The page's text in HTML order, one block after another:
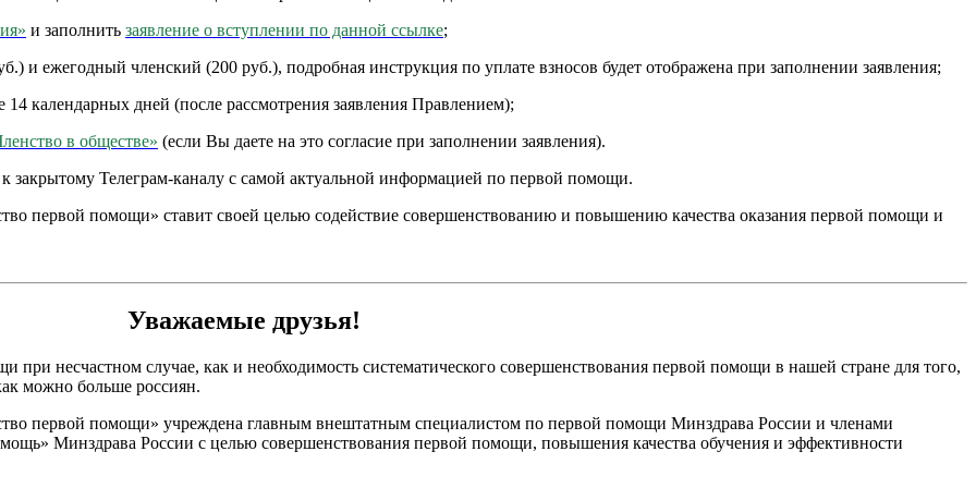
и заполнить заявление о вступлении по данной ссылке;
и ежегодный членский (200 руб.), подробная инструкция по уплате взносов будет отображена при заполнении заявления;
календарных дней (после рассмотрения заявления Правлением);
в обществе» (если Вы даете на это согласие при заполнении заявления).
Телеграм-каналу с самой актуальной информацией по первой помощи.
первой помощи» ставит своей целью содействие совершенствованию и повышению качества оказания первой помощи и
Уважаемые друзья!
при несчастном случае, как и необходимость систематического совершенствования первой помощи в нашей стране для того,
можно больше россиян.
первой помощи» учреждена главным внештатным специалистом по первой помощи Минздрава России и членами
Минздрава России с целью совершенствования первой помощи, повышения качества обучения и эффективности